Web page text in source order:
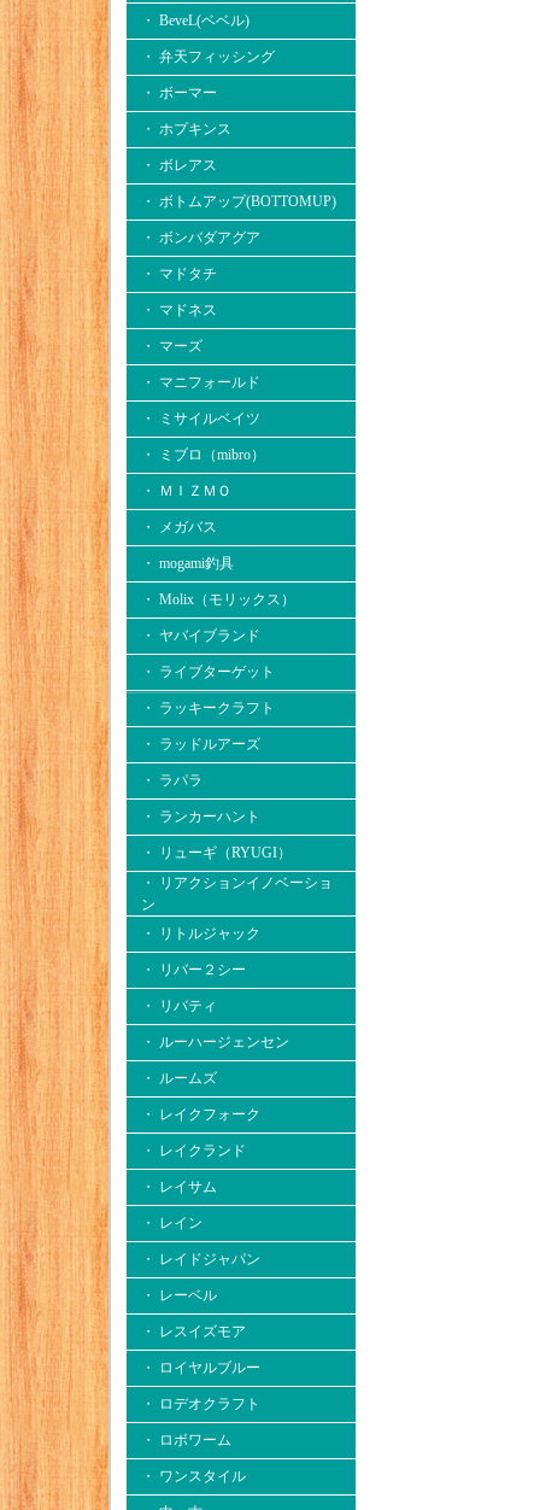
・ BeveL(ベベル)
・ 弁天フィッシング
・ ボーマー
・ ホプキンス
・ ボレアス
・ ボトムアップ(BOTTOMUP)
・ ボンバダアグア
・ マドタチ
・ マドネス
・ マーズ
・ マニフォールド
・ ミサイルベイツ
・ ミブロ（mibro）
・ ＭＩＺＭＯ
・ メガバス
・ mogami釣具
・ Molix（モリックス）
・ ヤバイブランド
・ ライブターゲット
・ ラッキークラフト
・ ラッドルアーズ
・ ラパラ
・ ランカーハント
・ リューギ（RYUGI）
・ リアクションイノベーショ
ン
・ リトルジャック
・ リバー２シー
・ リバティ
・ ルーハージェンセン
・ ルームズ
・ レイクフォーク
・ レイクランド
・ レイサム
・ レイン
・ レイドジャパン
・ レーベル
・ レスイズモア
・ ロイヤルブルー
・ ロデオクラフト
・ ロボワーム
・ ワンスタイル